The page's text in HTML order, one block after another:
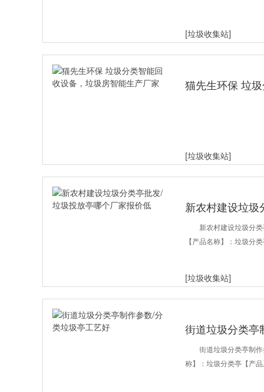
[垃圾收集站]
猫先生环保 垃
[垃圾收集站]
新农村建设垃圾
价低新农村建设垃圾分
【产品名称】：垃圾分
[垃圾收集站]
街道垃圾分类亭
街道垃圾分类亭制
称】：垃圾分类亭【产